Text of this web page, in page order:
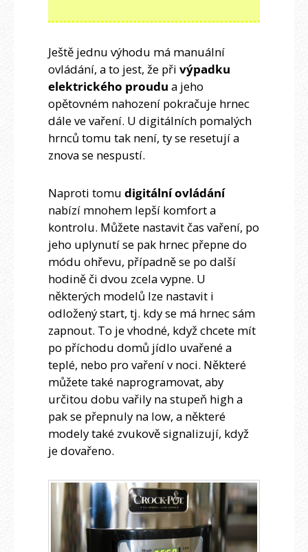
Ještě jednu výhodu má manuální
ovládání, a to jest, že přivýpadku
elektrického proudu a jeho
opětovném nahození pokračuje hrnec
dále ve vaření. U digitálních pomalých
hrnců tomu tak není, ty se resetují a
znova se nespustí.
Naproti tomudigitální ovládání
nabízí mnohem lepší komfort a
kontrolu. Můžete nastavit čas vaření, po
jeho uplynutí se pak hrnec přepne do
módu ohřevu, případně se po další
hodině či dvou zcela vypne. U
některých modelů lze nastavit i
odložený start, tj. kdy se má hrnec sám
zapnout. To je vhodné, když chcete mít
po příchodu domů jídlo uvařené a
teplé, nebo pro vaření v noci. Některé
můžete také naprogramovat, aby
určitou dobu vařily na stupeň high a
pak se přepnuly na low, a některé
modely také zvukově signalizují, když
je dovařeno.